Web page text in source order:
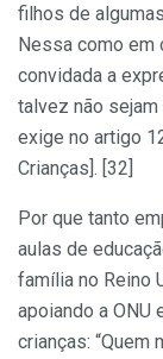
filhos de
Nessa como em
convidada a
talvez não
exige no artigo
Crianças]. [32]
Por que tanto
aulas de
família no Reino
apoiando a ONU
crianças: “Quem